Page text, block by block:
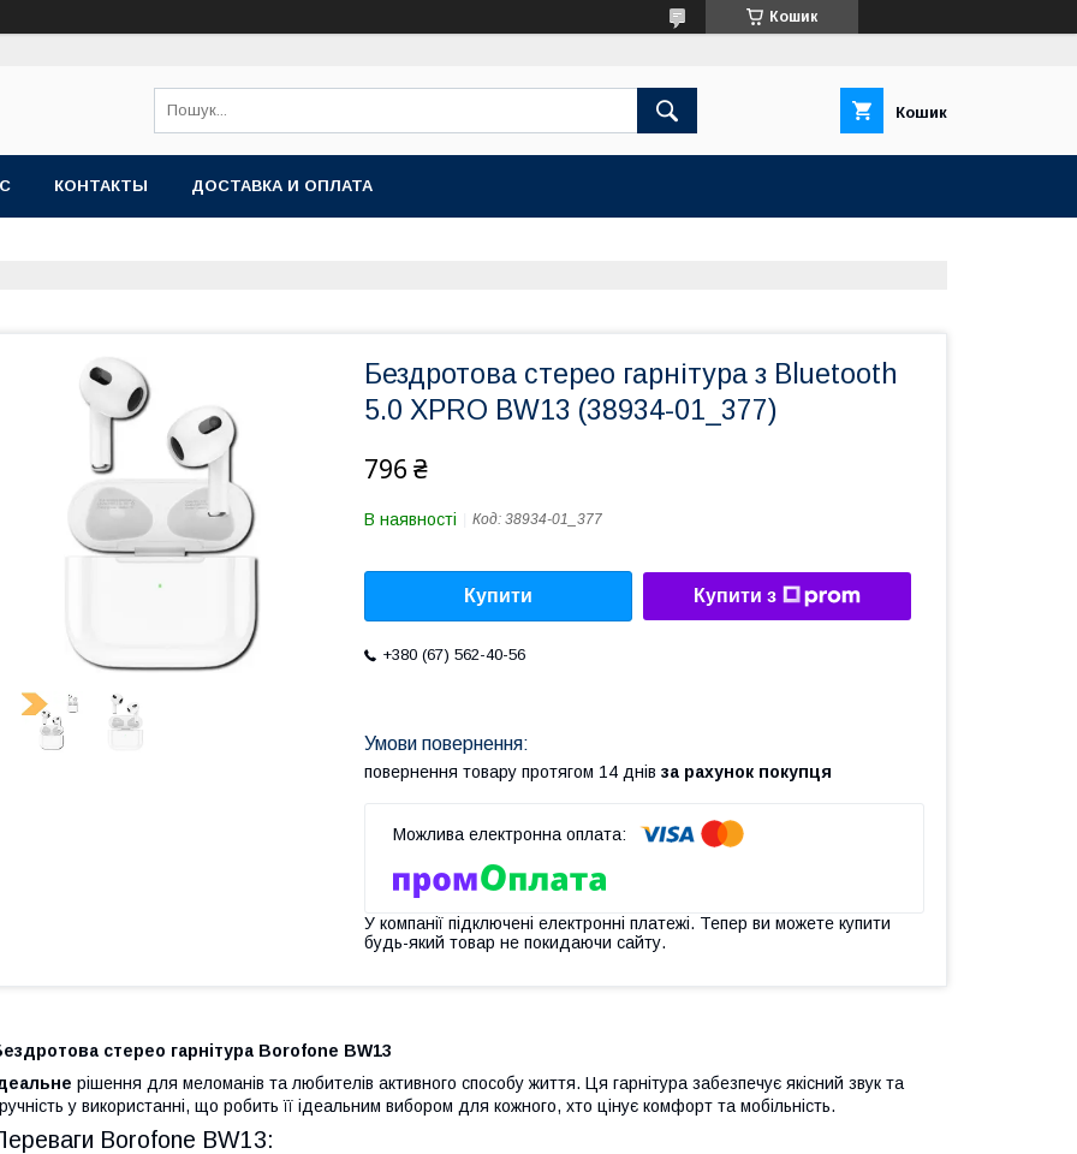
Кошик
Кошик
КОНТАКТЫ ДОСТАВКА И ОПЛАТА
Бездротова стерео гарнітура з Bluetooth
5.0 XPRO BW13 (38934-01_377)
796 ₴
В наявності Код: 38934-01_377
Купити Купити з
+380 (67) 562-40-56
повернення товару протягом 14 днів за рахунок покупця
У компанії підключені електронні платежі. Тепер ви можете купити
будь-який товар не покидаючи сайту.
стерео гарнітура Borofone BW13
рішення для меломанів та любителів активного способу життя. Ця гарнітура забезпечує якісний звук та
у використанні, що робить її ідеальним вибором для кожного, хто цінує комфорт та мобільність.
Borofone BW13: